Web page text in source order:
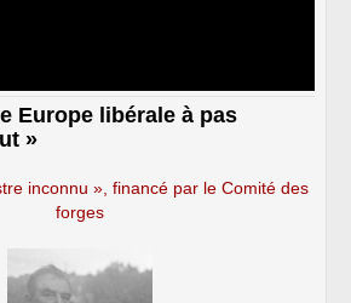
Europe libérale à pas
»
inconnu », financé par le Comité des
forges